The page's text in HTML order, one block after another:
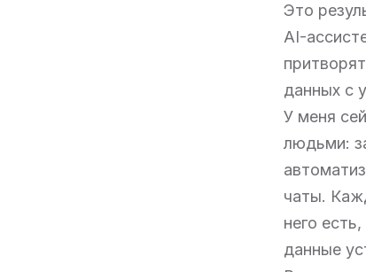
Это
AI-
данных с
У меня
людьми:
чаты.
него
данные